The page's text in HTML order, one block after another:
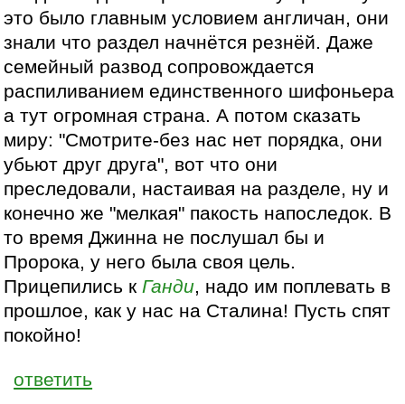
это было главным условием англичан, они
знали что раздел начнётся резнёй. Даже
семейный развод сопровождается
распиливанием единственного шифоньера
а тут огромная страна. А потом сказать
миру: "Смотрите-без нас нет порядка, они
убьют друг друга", вот что они
преследовали, настаивая на разделе, ну и
конечно же "мелкая" пакость напоследок. В
то время Джинна не послушал бы и
Пророка, у него была своя цель.
Прицепились кГанди, надо им поплевать в
прошлое, как у нас на Сталина! Пусть спят
покойно!
ответить